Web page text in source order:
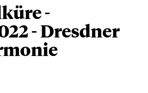
-
- Dresdner